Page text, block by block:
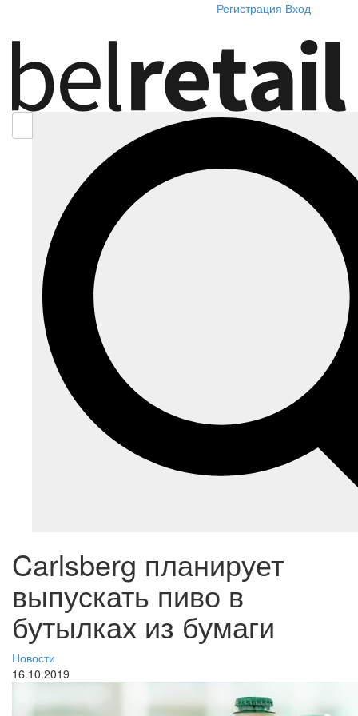
Регистрация Вход
Carlsberg планирует
выпускать пиво в
бутылках из бумаги
Новости
16.10.2019